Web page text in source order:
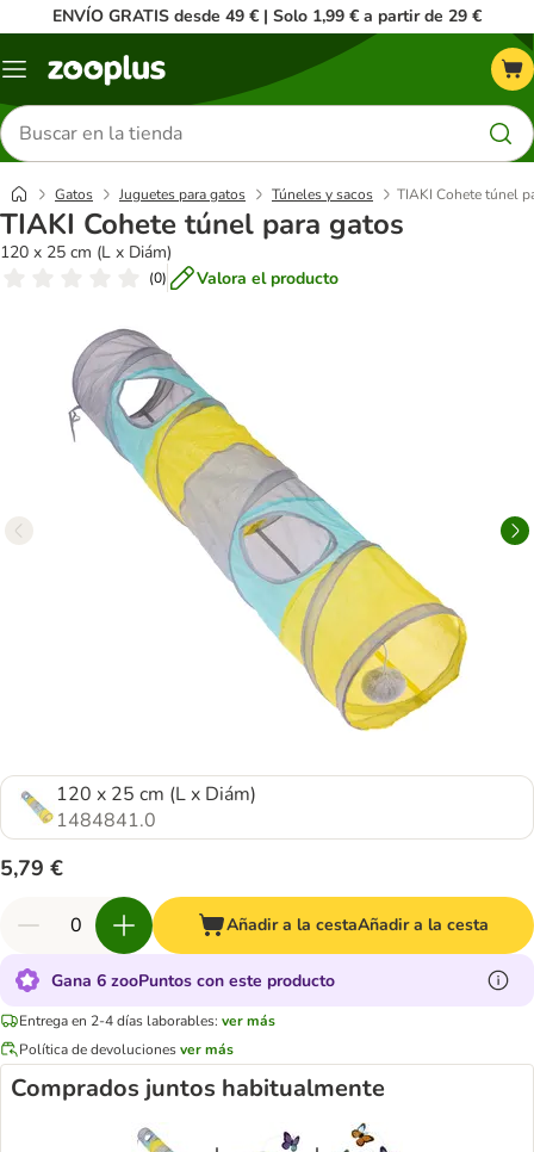
ENVÍO GRATIS desde 49 € | Solo 1,99 € a partir de 29 €
Menú
Buscar
productos
Gatos Juguetes para gatos Túneles y sacos TIAKI Cohete túnel
TIAKI Cohete túnel para gatos
120 x 25 cm (L x Diám)
(0) Valora el producto
120 x 25 cm (L x Diám)
1484841.0
5,79 €
Añadir a la cestaAñadir a la cesta
Gana 6 zooPuntos con este producto
Entrega en 2-4 días laborables: ver más
Política de devolucionesver más
Comprados juntos habitualmente